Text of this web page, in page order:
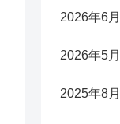
2026年6月
2026年5月
2025年8月